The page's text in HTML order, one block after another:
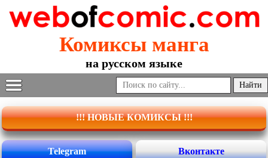
Комиксы манга
на русском языке
!!! НОВЫЕ КОМИКСЫ !!!
Telegram Вконтакте